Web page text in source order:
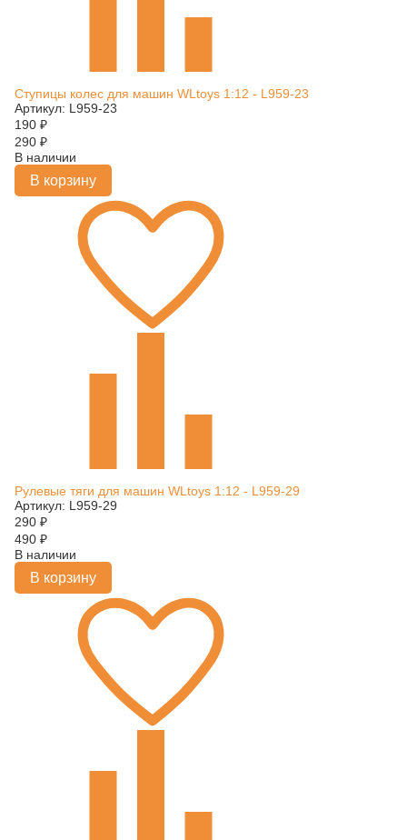
Ступицы колес для машин WLtoys 1:12 - L959-23
Артикул: L959-23
190 ₽
290 ₽
В наличии
В корзину
Рулевые тяги для машин WLtoys 1:12 - L959-29
Артикул: L959-29
290 ₽
490 ₽
В наличии
В корзину